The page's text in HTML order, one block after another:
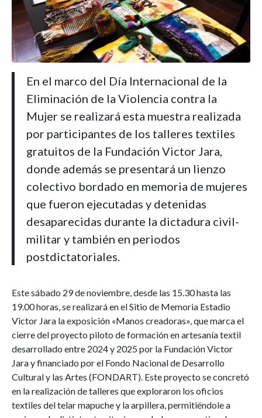
En el marco del Día Internacional de la
Eliminación de la Violencia contra la
Mujer se realizará esta muestra realizada
por participantes de los talleres textiles
gratuitos de la Fundación Victor Jara,
donde además se presentará un lienzo
colectivo bordado en memoria de mujeres
que fueron ejecutadas y detenidas
desaparecidas durante la dictadura civil-
militar y también en periodos
postdictatoriales.
Este sábado 29 de noviembre, desde las 15.30 hasta las
19.00 horas, se realizará en el Sitio de Memoria Estadio
Victor Jara la exposición «Manos creadoras», que marca el
cierre del proyecto piloto de formación en artesanía textil
desarrollado entre 2024 y 2025 por la Fundación Victor
Jara y financiado por el Fondo Nacional de Desarrollo
Cultural y las Artes (FONDART). Este proyecto se concretó
en la realización de talleres que exploraron los oficios
textiles del telar mapuche y la arpillera, permitiéndole a